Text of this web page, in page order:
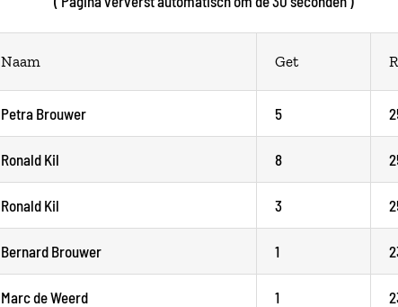
Naam Get
Petra Brouwer 5
Ronald Kil 8
Ronald Kil 3
Bernard Brouwer 1
Marc de Weerd 1